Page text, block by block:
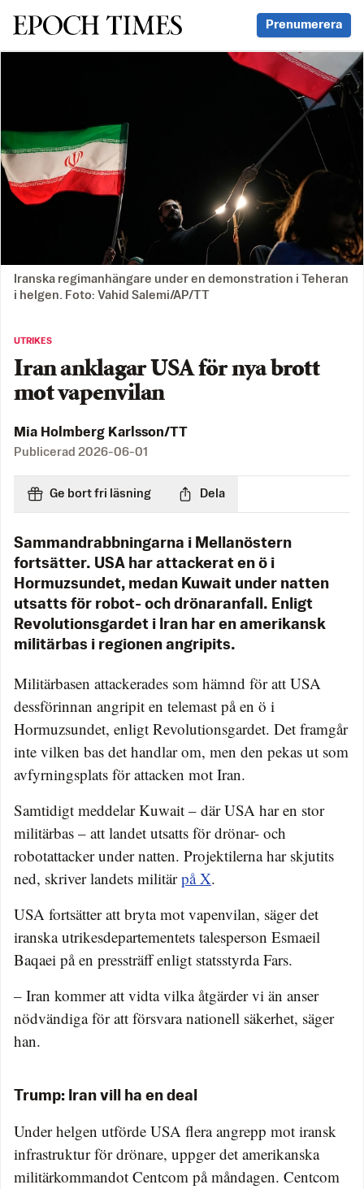
Svenska Epoch Times Prenumerera
Iranska regimanhängare under en demonstration i Teheran
i helgen. Foto: Vahid Salemi/AP/TT
UTRIKES
Iran anklagar USA för nya brott
mot vapenvilan
Mia Holmberg Karlsson/TT
Publicerad 2026-06-01
Ge bort fri läsning Dela
Sammandrabbningarna i Mellanöstern
fortsätter. USA har attackerat en ö i
Hormuzsundet, medan Kuwait under natten
utsatts för robot- och drönaranfall. Enligt
Revolutionsgardet i Iran har en amerikansk
militärbas i regionen angripits.
Militärbasen attackerades som hämnd för att USA
dessförinnan angripit en telemast på en ö i
Hormuzsundet, enligt Revolutionsgardet. Det framgår
inte vilken bas det handlar om, men den pekas ut som
avfyrningsplats för attacken mot Iran.
Samtidigt meddelar Kuwait – där USA har en stor
militärbas – att landet utsatts för drönar- och
robotattacker under natten. Projektilerna har skjutits
ned, skriver landets militärpå X.
USA fortsätter att bryta mot vapenvilan, säger det
iranska utrikesdepartementets talesperson Esmaeil
Baqaei på en pressträff enligt statsstyrda Fars.
– Iran kommer att vidta vilka åtgärder vi än anser
nödvändiga för att försvara nationell säkerhet, säger
han.
Trump: Iran vill ha en deal
Under helgen utförde USA flera angrepp mot iransk
infrastruktur för drönare, uppger det amerikanska
militärkommandot Centcom på måndagen. Centcom